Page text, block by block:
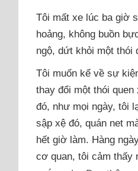
Tôi mất xe lúc ba giờ
hoảng, không buồn
ngộ, dứt khỏi một thói
Tôi muốn kể về sự
thay đổi một thói quen
đó, như mọi ngày, tôi
sập xệ đó, quán net
hết giờ làm. Hàng
cơ quan, tôi cảm thấy